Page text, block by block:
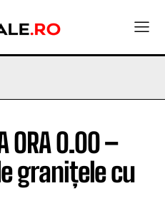
ORA 0.00 –
granițele cu